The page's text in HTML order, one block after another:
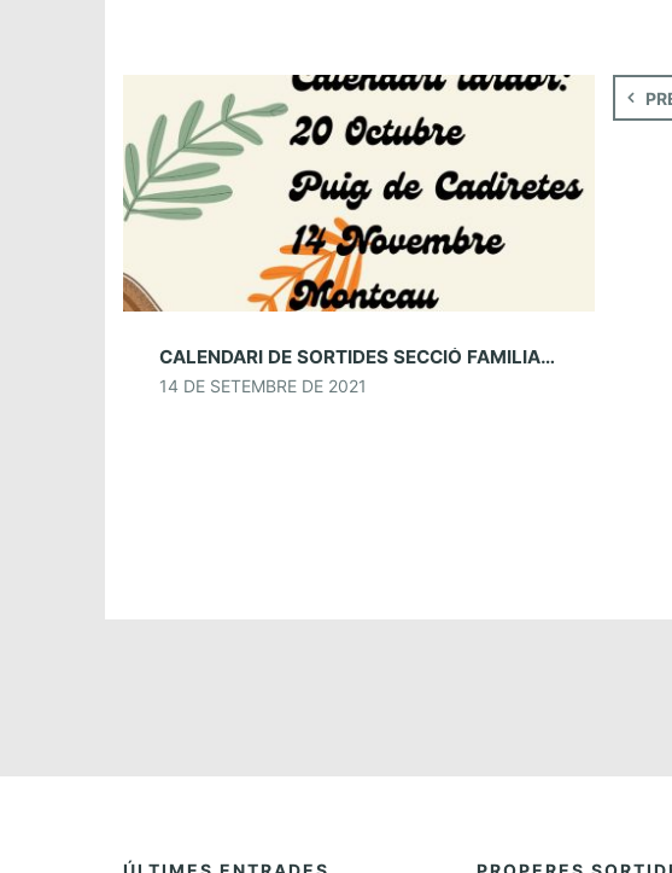
CALENDARI DE SORTIDES SECCIÓ FAMILIAR TARDOR 2021
14 DE SETEMBRE DE 2021